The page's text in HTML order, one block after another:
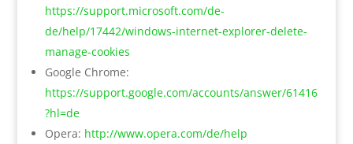
https://support.microsoft.com/de-
de/help/17442/windows-internet-explorer-delete-
manage-cookies
Goog­le Chro­me:
https://support.google.com/accounts/answer/61416
?hl=de
Ope­ra: http://www.opera.com/de/help